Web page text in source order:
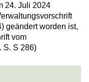
24. Juli 2024
geändert worden ist,
vom
S. S 286)